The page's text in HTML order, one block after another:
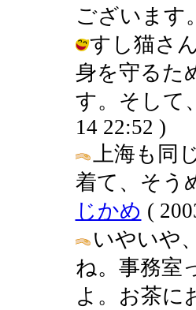
ございます
すし猫さ
身を守るた
す。そして
14 22:52 )
上海も同
着て、そう
じかめ (
いやいや
ね。事務室
よ。お茶に